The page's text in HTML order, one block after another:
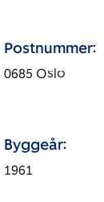
Postnummer:
0685 Oslo
Byggeår:
1961